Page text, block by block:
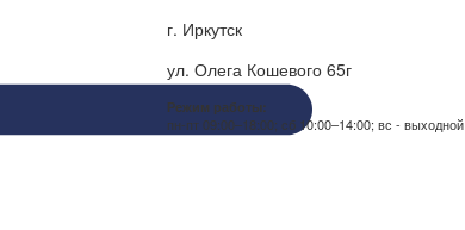
г. Иркутск
ул. Олега Кошевого 65г
Режим работы:
пн-пт 09:00–18:00; сб 10:00–14:00; вс - выходной